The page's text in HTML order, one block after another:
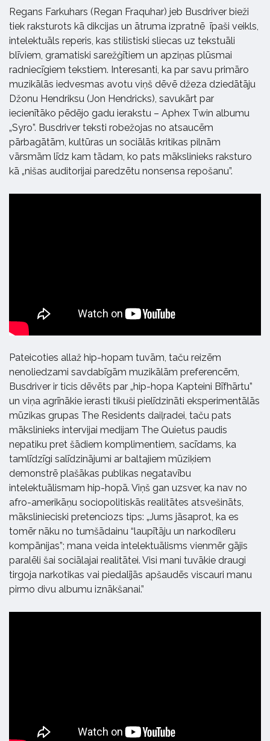
Regans Farkuhars (Regan Fraquhar) jeb Busdriver bieži
tiek raksturots kā dikcijas un ātruma izpratnē īpaši veikls,
intelektuāls reperis, kas stilistiski sliecas uz tekstuāli
blīviem, gramatiski sarežģītiem un apziņas plūsmai
radniecīgiem tekstiem. Interesanti, ka par savu primāro
muzikālās iedvesmas avotu viņš dēvē džeza dziedātāju
Džonu Hendriksu (Jon Hendricks), savukārt par
iecienītāko pēdējo gadu ierakstu – Aphex Twin albumu
„Syro”. Busdriver teksti robežojas no atsaucēm
pārbagātām, kultūras un sociālās kritikas pilnām
vārsmām līdz kam tādam, ko pats mākslinieks raksturo
kā „nišas auditorijai paredzētu nonsensa repošanu”.
Pateicoties allaž hip-hopam tuvām, taču reizēm
nenoliedzami savdabīgām muzikālām preferencēm,
Busdriver ir ticis dēvēts par „hip-hopa Kapteini Bīfhārtu”
un viņa agrīnākie ierasti tikuši pielīdzināti eksperimentālās
mūzikas grupas The Residents daiļradei, taču pats
mākslinieks intervijai medijam The Quietus paudis
nepatiku pret šādiem komplimentiem, sacīdams, ka
tamlīdzīgi salīdzinājumi ar baltajiem mūziķiem
demonstrē plašākas publikas negatavību
intelektuālismam hip-hopā. Viņš gan uzsver, ka nav no
afro-amerikāņu sociopolitiskās realitātes atsvešināts,
mākslinieciski pretenciozs tips: „Jums jāsaprot, ka es
tomēr nāku no tumšādainu “laupītāju un narkodīleru
kompānijas”; mana veida intelektuālisms vienmēr gājis
paralēli šai sociālajai realitātei. Visi mani tuvākie draugi
tirgoja narkotikas vai piedalījās apšaudēs viscauri manu
pirmo divu albumu iznākšanai.”